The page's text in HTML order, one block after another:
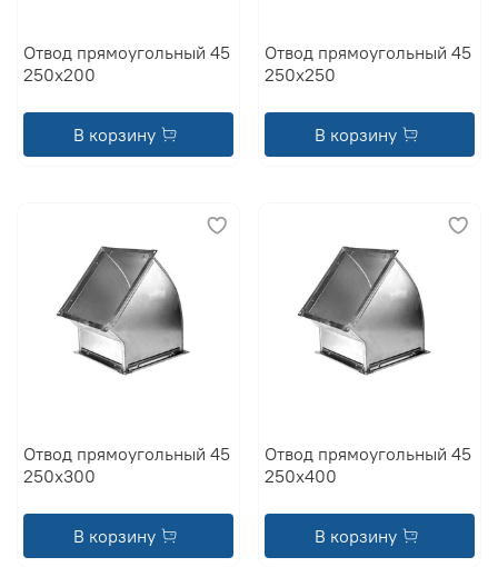
Отвод прямоугольный 45
250x200
В корзину
Отвод прямоугольный 45
250x250
В корзину
Отвод прямоугольный 45
250x300
В корзину
Отвод прямоугольный 45
250x400
В корзину